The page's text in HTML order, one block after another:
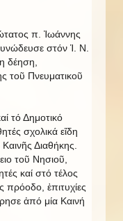
π. Ἰωάννης
στόν Ἱ. Ν.
δέηση,
τοῦ Πνευματικοῦ
τό Δημοτικό
σχολικά εἴδη
Διαθήκης.
τοῦ Νησιοῦ,
καί στό τέλος
ἐπιτυχίες
ἀπό μία Καινή